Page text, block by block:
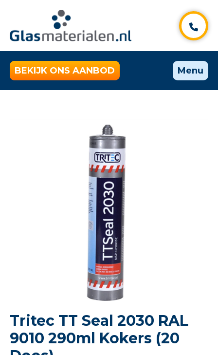
BEKIJK ONS AANBOD Menu
Tritec TT Seal 2030 RAL
9010 290ml Kokers (20